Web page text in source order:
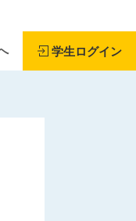
学生ログイン